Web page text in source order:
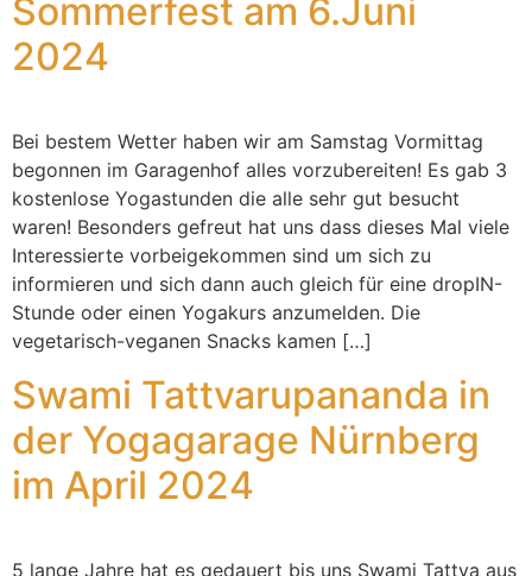
Sommerfest am 6.Juni
2024
Bei bestem Wetter haben wir am Samstag Vormittag
begonnen im Garagenhof alles vorzubereiten! Es gab 3
kostenlose Yogastunden die alle sehr gut besucht
waren! Besonders gefreut hat uns dass dieses Mal viele
Interessierte vorbeigekommen sind um sich zu
informieren und sich dann auch gleich für eine dropIN-
Stunde oder einen Yogakurs anzumelden. Die
vegetarisch-veganen Snacks kamen […]
Swami Tattvarupananda in
der Yogagarage Nürnberg
im April 2024
5 lange Jahre hat es gedauert bis uns Swami Tattva aus